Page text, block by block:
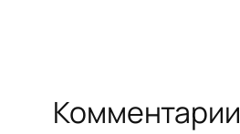
Комментарии